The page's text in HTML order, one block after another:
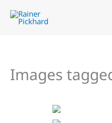
Inhalt
Images